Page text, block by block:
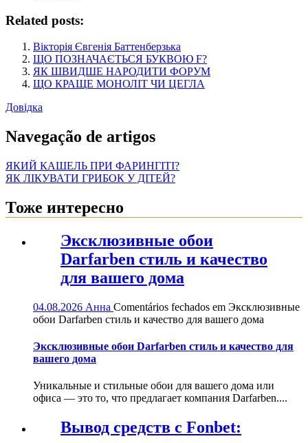
Related posts:
Вікторія Євгенія Баттенберзька
ЩО ПОЗНАЧАЄТЬСЯ БУКВОЮ F?
ЯК ШВИДШЕ НАРОДИТИ ФОРУМ
ЩО КРАЩЕ МОНОЛІТ ЧИ ЦЕГЛА
Довідка
Navegação de artigos
ЯКИЙ КАШЕЛЬ ПРИ ФАРИНГІТІ?
ЯК ЛІКУВАТИ ГРИБОК У ДІТЕЙ?
Тоже интересно
Эксклюзивные обои
Darfarben стиль и качество
для вашего дома
04.08.2026 Анна Comentários fechados em Эксклюзивные
обои Darfarben стиль и качество для вашего дома
Эксклюзивные обои Darfarben стиль и качество для
вашего дома
Уникальные и стильные обои для вашего дома или
офиса — это то, что предлагает компания Darfarben....
Вывод средств с Fonbet: